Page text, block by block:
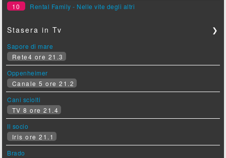
10
Rental Family - Nelle vite degli altri
Stasera in Tv ❯
Sapore di mare
Rete4 ore 21.3
Oppenheimer
Canale 5 ore 21.2
Cani sciolti
TV 8 ore 21.4
Il socio
Iris ore 21.1
Brado